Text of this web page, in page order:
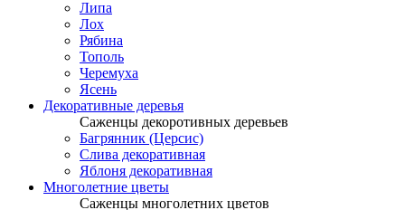
Липа
Лох
Рябина
Тополь
Черемуха
Ясень
Декоративные деревья
Саженцы декоротивных деревьев
Багрянник (Церсис)
Слива декоративная
Яблоня декоративная
Многолетние цветы
Саженцы многолетних цветов